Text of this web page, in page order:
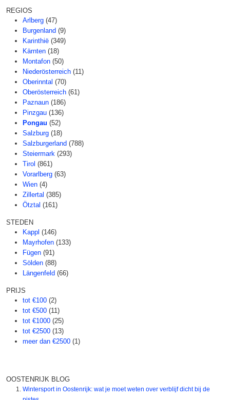
REGIOS
Arlberg (47)
Burgenland (9)
Karinthië (349)
Kärnten (18)
Montafon (50)
Niederösterreich (11)
Oberinntal (70)
Oberösterreich (61)
Paznaun (186)
Pinzgau (136)
Pongau (52)
Salzburg (18)
Salzburgerland (788)
Steiermark (293)
Tirol (861)
Vorarlberg (63)
Wien (4)
Zillertal (385)
Ötztal (161)
STEDEN
Kappl (146)
Mayrhofen (133)
Fügen (91)
Sölden (88)
Längenfeld (66)
PRIJS
tot €100 (2)
tot €500 (11)
tot €1000 (25)
tot €2500 (13)
meer dan €2500 (1)
OOSTENRIJK BLOG
Wintersport in Oostenrijk: wat je moet weten over verblijf dicht bij de